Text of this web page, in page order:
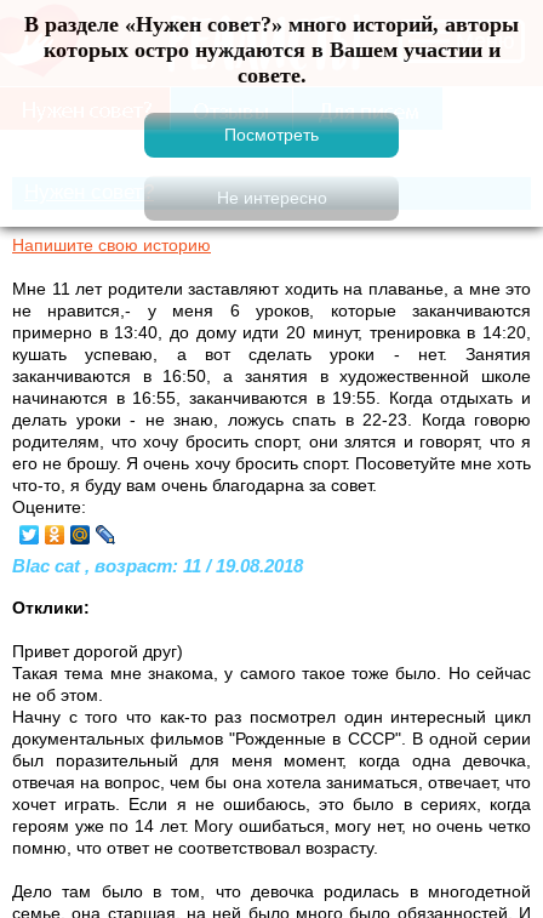
В разделе «Нужен совет?» много историй, авторы
которых остро нуждаются в Вашем участии и
совете.
Меню
Нужен совет?
Напишите свою историю
Мне 11 лет родители заставляют ходить на плаванье, а мне это
не нравится,- у меня 6 уроков, которые заканчиваются
примерно в 13:40, до дому идти 20 минут, тренировка в 14:20,
кушать успеваю, а вот сделать уроки - нет. Занятия
заканчиваются в 16:50, а занятия в художественной школе
начинаются в 16:55, заканчиваются в 19:55. Когда отдыхать и
делать уроки - не знаю, ложусь спать в 22-23. Когда говорю
родителям, что хочу бросить спорт, они злятся и говорят, что я
его не брошу. Я очень хочу бросить спорт. Посоветуйте мне хоть
что-то, я буду вам очень благодарна за совет.
Оцените:
Blac cat , возраст: 11 / 19.08.2018
Отклики:
Привет дорогой друг)
Такая тема мне знакома, у самого такое тоже было. Но сейчас
не об этом.
Начну с того что как-то раз посмотрел один интересный цикл
документальных фильмов "Рожденные в СССР". В одной серии
был поразительный для меня момент, когда одна девочка,
отвечая на вопрос, чем бы она хотела заниматься, отвечает, что
хочет играть. Если я не ошибаюсь, это было в сериях, когда
героям уже по 14 лет. Могу ошибаться, могу нет, но очень четко
помню, что ответ не соответствовал возрасту.
Дело там было в том, что девочка родилась в многодетной
семье, она старшая, на ней было много было обязанностей. И